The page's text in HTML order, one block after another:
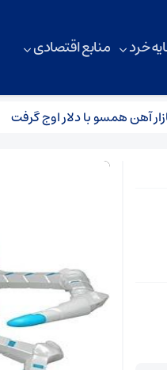
خرد منابع اقتصادی
همسو با دلار اوج گرفت